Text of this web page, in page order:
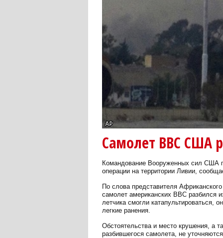
Самолет ВВС США
Командование Вооруженных сил США
операции на территории Ливии,
По слова представителя
самолет американских ВВС разбился
летчика смогли
легкие ранения.
Обстоятельства и место крушения, а
разбившегося самолета, не уточняются.